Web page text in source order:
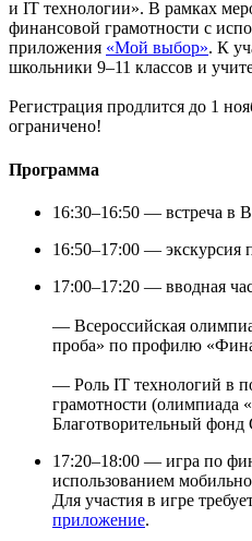
и IT технологии». В рамках
финансовой грамотности с
приложения «Мой выбор». К
школьники 9–11 классов и
Регистрация продлится до 1
ограничено!
Программа
16:30–16:50 — встреча в
16:50–17:00 — экскурсия
17:00–17:20 — вводная
— Всероссийская
проба» по профилю
— Роль IT технологий в
грамотности (олимпиада
Благотворительный фонд
17:20–18:00 — игра по
использованием
Для участия в игре
приложение.